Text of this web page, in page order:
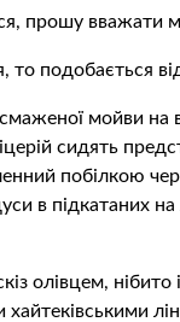
прошу вважати
то подобається
мойви на
сидять
побілкою
в підкатаних
олівцем, нібито
хайтеківськими